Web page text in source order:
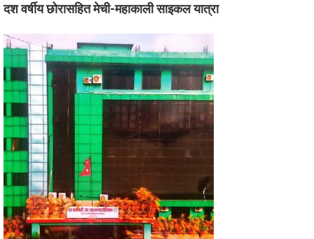
दश वर्षीय छोरासहित मेची-महाकाली साइकल यात्रा